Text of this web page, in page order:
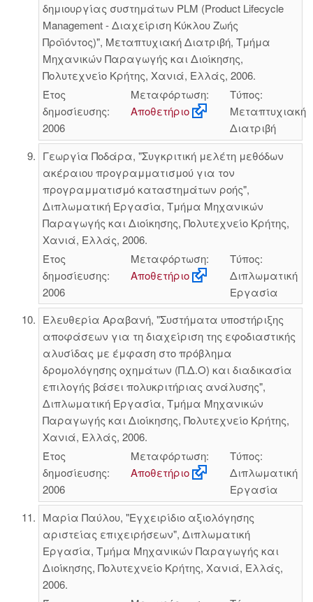
δημιουργίας συστημάτων PLM (Product Lifecycle
Management - Διαχείριση Κύκλου Ζωής
Προϊόντος)", Μεταπτυχιακή Διατριβή, Τμήμα
Μηχανικών Παραγωγής και Διοίκησης,
Πολυτεχνείο Κρήτης, Χανιά, Ελλάς, 2006.
Έτος
δημοσίευσης:
2006
Μεταφόρτωση:
Αποθετήριο
Τύπος:
Μεταπτυχιακή
Διατριβή
Γεωργία Ποδάρα, "Συγκριτική μελέτη μεθόδων
ακέραιου προγραμματισμού για τον
προγραμματισμό καταστημάτων ροής",
Διπλωματική Εργασία, Τμήμα Μηχανικών
Παραγωγής και Διοίκησης, Πολυτεχνείο Κρήτης,
Χανιά, Ελλάς, 2006.
Έτος
δημοσίευσης:
2006
Μεταφόρτωση:
Αποθετήριο
Τύπος:
Διπλωματική
Εργασία
Ελευθερία Αραβανή, "Συστήματα υποστήριξης
αποφάσεων για τη διαχείριση της εφοδιαστικής
αλυσίδας με έμφαση στο πρόβλημα
δρομολόγησης οχημάτων (Π.Δ.Ο) και διαδικασία
επιλογής βάσει πολυκριτήριας ανάλυσης",
Διπλωματική Εργασία, Τμήμα Μηχανικών
Παραγωγής και Διοίκησης, Πολυτεχνείο Κρήτης,
Χανιά, Ελλάς, 2006.
Έτος
δημοσίευσης:
2006
Μεταφόρτωση:
Αποθετήριο
Τύπος:
Διπλωματική
Εργασία
Μαρία Παύλου, "Εγχειρίδιο αξιολόγησης
αριστείας επιχειρήσεων", Διπλωματική
Εργασία, Τμήμα Μηχανικών Παραγωγής και
Διοίκησης, Πολυτεχνείο Κρήτης, Χανιά, Ελλάς,
2006.